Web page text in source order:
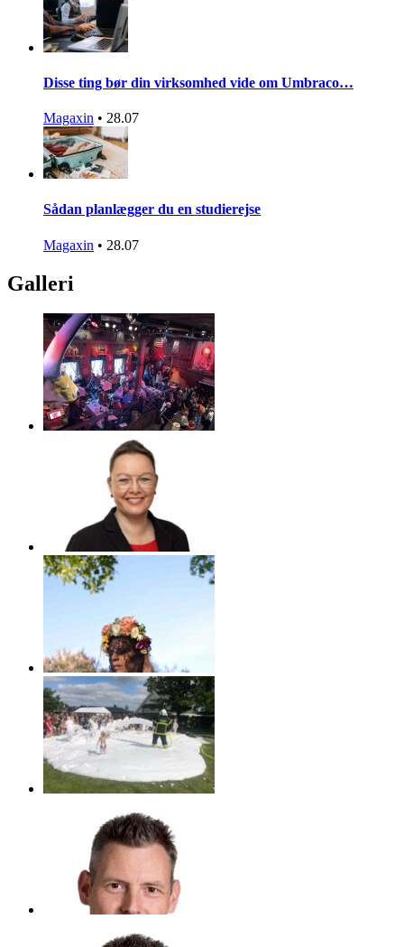
Disse ting bør din virksomhed vide om Umbraco…
Magaxin • 28.07
Sådan planlægger du en studierejse
Magaxin • 28.07
Galleri